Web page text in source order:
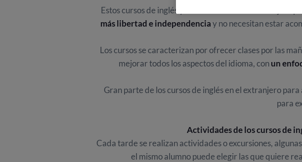
Estos cursos de inglés y otros idiomas en el extranjero
más libertad e independenciay no necesitan estar
Los cursos se caracterizan por ofrecer clases por las
mejorar todos los aspectos del idioma, conun
Gran parte de los cursos de inglés en el extranjero
para
Actividades de los cursos de
Cada tarde se realizan actividades o excursiones,
el mismo alumno puede elegir las que quiere